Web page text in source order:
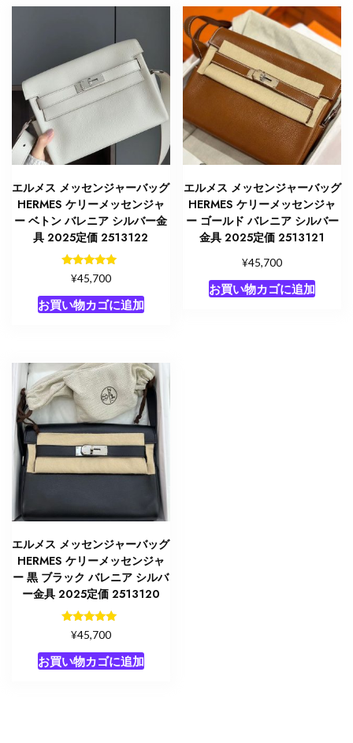
エルメス メッセンジャーバッグ
HERMES ケリーメッセンジャ
ー ベトン バレニア シルバー金
具 2025定価 2513122
5段階中
5.00
の評価
¥45,700
お買い物カゴに追加
エルメス メッセンジャーバッグ
HERMES ケリーメッセンジャ
ー ゴールド バレニア シルバー
金具 2025定価 2513121
¥45,700
お買い物カゴに追加
エルメス メッセンジャーバッグ
HERMES ケリーメッセンジャ
ー 黒 ブラック バレニア シルバ
ー金具 2025定価 2513120
5段階中
5.00
の評価
¥45,700
お買い物カゴに追加